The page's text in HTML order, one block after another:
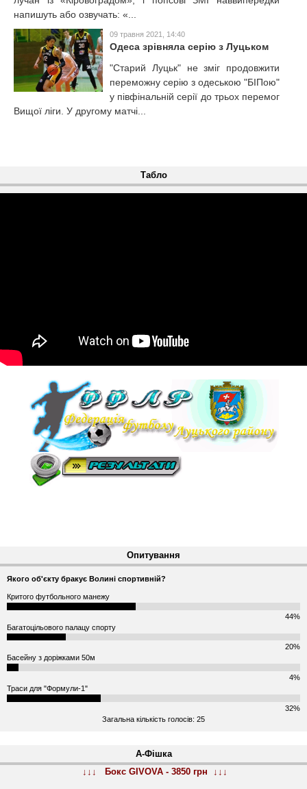
напишуть або озвучать: «...
09 травня 2021, 14:40
Одеса зрівняла серію з Луцьком
"Старий Луцьк" не зміг продовжити
переможну серію з одеською "БІПою"
у півфінальній серії до трьох перемог
Вищої ліги. У другому матчі...
Табло
Опитування
Якого об'єкту бракує Волині спортивній?
Критого футбольного манежу
44%
Багатоцільового палацу спорту
20%
Басейну з доріжками 50м
4%
Траси для "Формули-1"
32%
Загальна кількість голосів: 25
А-Фішка
↓↓↓ Бокс GIVOVA - 3850 грн ↓↓↓